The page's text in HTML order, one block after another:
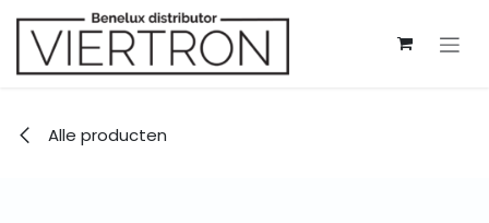
Overslaan naar inhoud
Alle producten